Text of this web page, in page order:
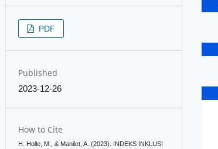
PDF
Published
2023-12-26
How to Cite
H. Holle, M., & Manilet, A. (2023). INDEKS INKLUSI